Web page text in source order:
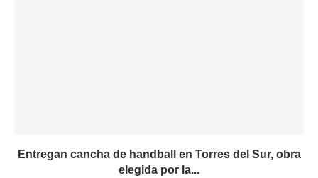
Entregan cancha de handball en Torres del Sur, obra
elegida por la...